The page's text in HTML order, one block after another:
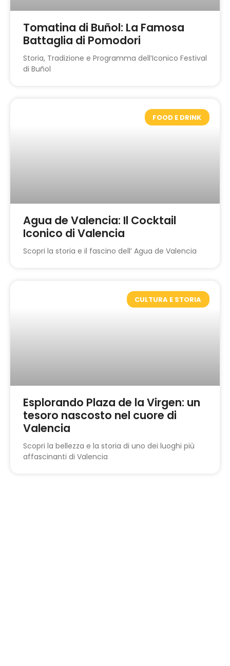
Tomatina di Buñol: La Famosa
Battaglia di Pomodori
Storia, Tradizione e Programma dell’Iconico Festival
di Buñol
FOOD E DRINK
Agua de Valencia: Il Cocktail
Iconico di Valencia
Scopri la storia e il fascino dell’ Agua de Valencia
CULTURA E STORIA
Esplorando Plaza de la Virgen: un
tesoro nascosto nel cuore di
Valencia
Scopri la bellezza e la storia di uno dei luoghi più
affascinanti di Valencia